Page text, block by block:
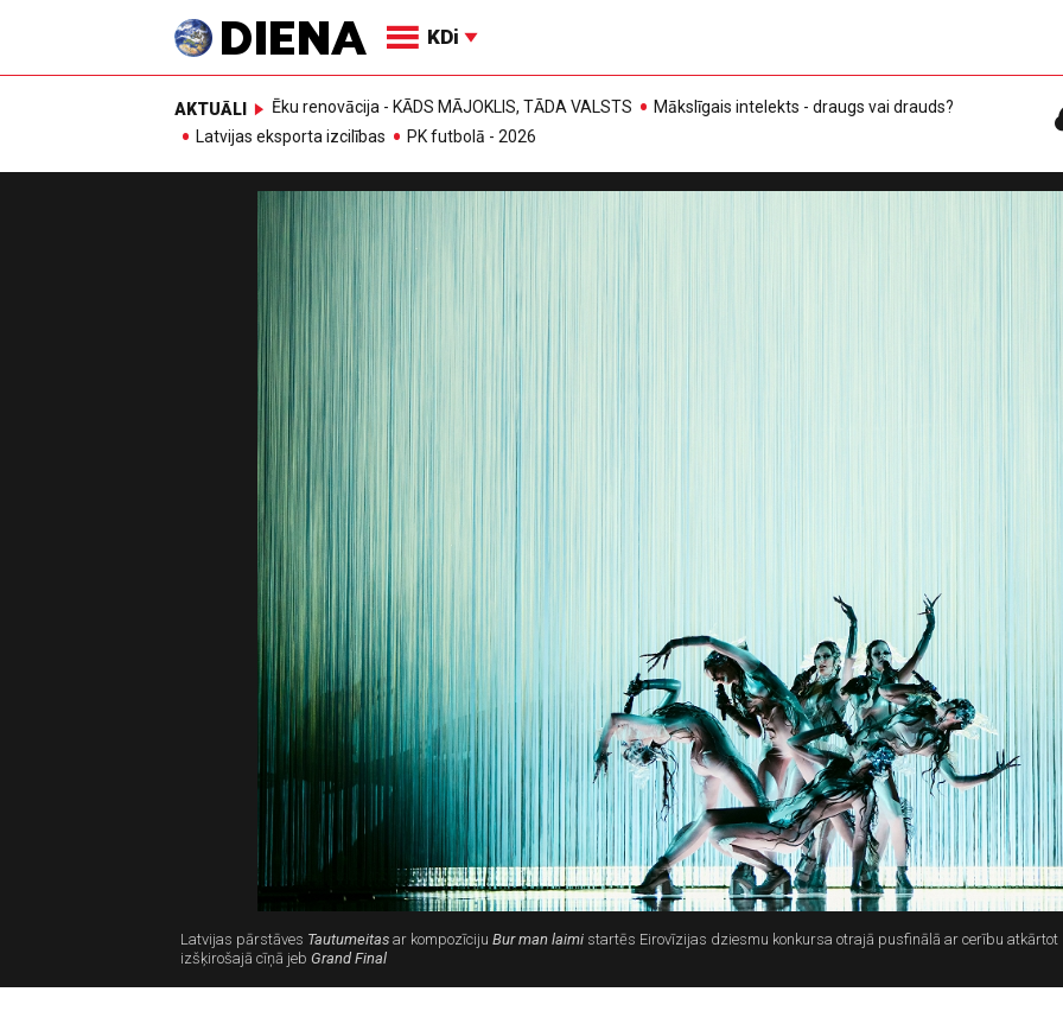
KDi
AKTUĀLI Ēku renovācija - KĀDS MĀJOKLIS, TĀDA VALSTS
Mākslīgais intelekts - draugs vai drauds?
Latvijas eksporta izcilības
PK futbolā - 2026
Latvijas pārstāves Tautumeitas ar kompozīciju Bur man laimi startēs Eirovīzijas dziesmu konkursa otrajā pusfinālā ar cerību
izšķirošajā cīņā jeb Grand Final